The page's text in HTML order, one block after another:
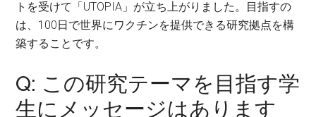
トを受けて「UTOPIA」が立ち上がりました。目指すの
は、100日で世界にワクチンを提供できる研究拠点を構
築することです。
Q: この研究テーマを目指す学
生にメッセージはあります